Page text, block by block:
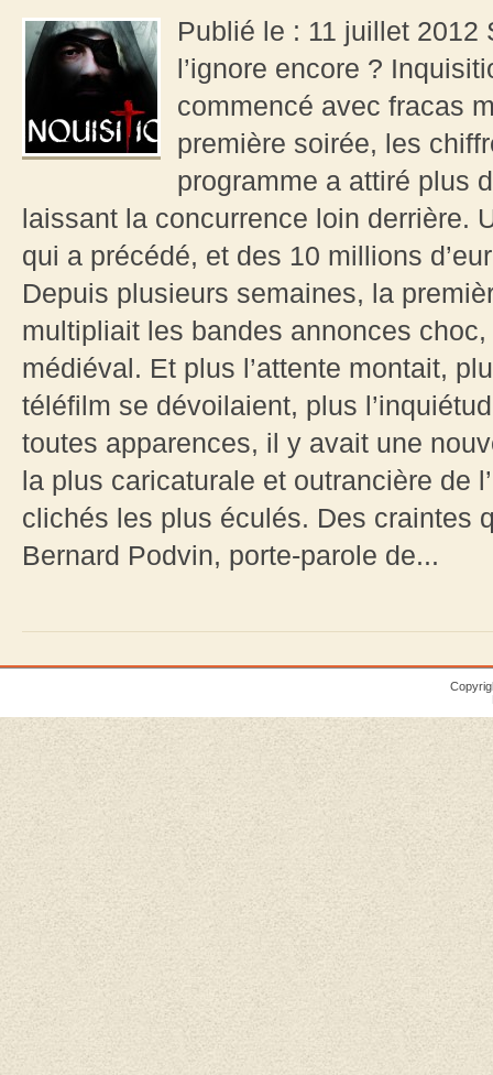
Publié le : 11 juillet 2012
l’ignore encore ?
commencé avec fracas
première soirée, les
programme a attiré plus
laissant la concurrence loin derrière.
qui a précédé, et des 10 millions
Depuis plusieurs semaines, la
multipliait les bandes annonces
médiéval. Et plus l’attente montait,
téléfilm se dévoilaient, plus
toutes apparences, il y avait une
la plus caricaturale et outrancière de
clichés les plus éculés. Des craintes
Bernard Podvin, porte-parole de...